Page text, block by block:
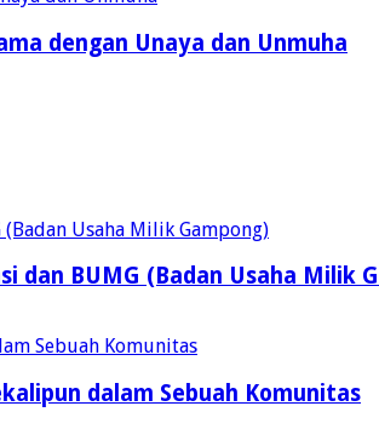
dengan Unaya dan Unmuha
dan BUMG (Badan Usaha Milik
dalam Sebuah Komunitas